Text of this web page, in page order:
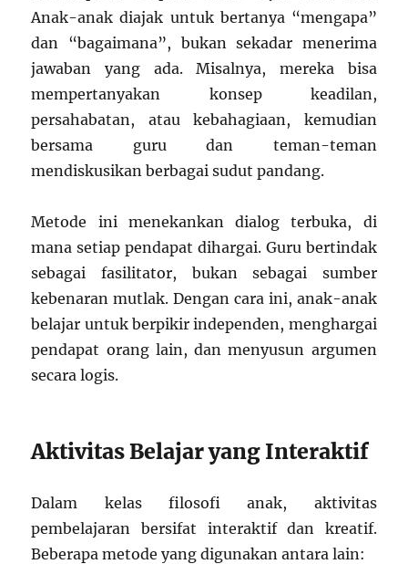
Anak-anak diajak untuk bertanya “mengapa”
dan “bagaimana”, bukan sekadar menerima
jawaban yang ada. Misalnya, mereka bisa
mempertanyakan konsep keadilan,
persahabatan, atau kebahagiaan, kemudian
bersama guru dan teman-teman
mendiskusikan berbagai sudut pandang.
Metode ini menekankan dialog terbuka, di
mana setiap pendapat dihargai. Guru bertindak
sebagai fasilitator, bukan sebagai sumber
kebenaran mutlak. Dengan cara ini, anak-anak
belajar untuk berpikir independen, menghargai
pendapat orang lain, dan menyusun argumen
secara logis.
Aktivitas Belajar yang Interaktif
Dalam kelas filosofi anak, aktivitas
pembelajaran bersifat interaktif dan kreatif.
Beberapa metode yang digunakan antara lain: